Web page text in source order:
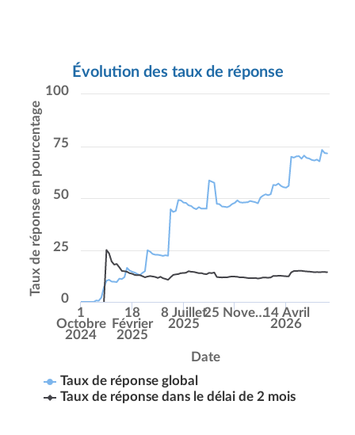
Évolution des taux de réponse
Date
Taux de réponse en pourcentage
Taux de réponse global
Taux de réponse dans le délai de 2 mois
1
Octobre
2024
18
Février
2025
8 Juillet
2025
25 Nove…14 Avril
2026
0
100
25
50
75